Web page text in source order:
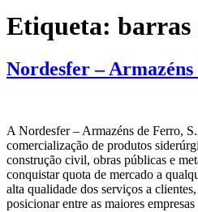
Etiqueta: barras
Nordesfer –
A Nordesfer – Armazéns de Ferro,
comercialização de produtos
construção civil, obras públicas e
conquistar quota de mercado a
alta qualidade dos serviços a
posicionar entre as maiores